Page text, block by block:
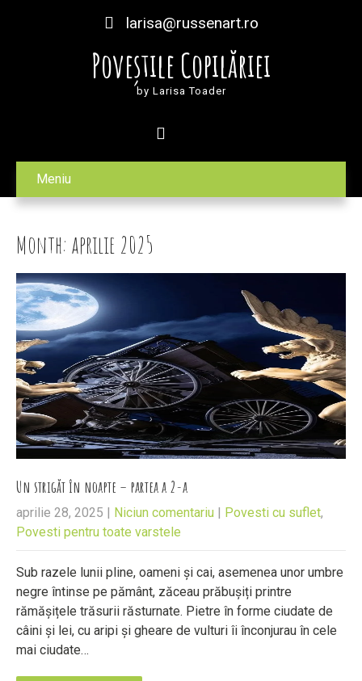
larisa@russenart.ro
Poveștile Copilăriei
by Larisa Toader
Meniu
Month: aprilie 2025
Un strigăt în noapte – partea a 2-a
aprilie 28, 2025 | Niciun comentariu | Povesti cu suflet,
Povesti pentru toate varstele
Sub razele lunii pline, oameni și cai, asemenea unor umbre
negre întinse pe pământ, zăceau prăbușiți printre
rămășițele trăsurii răsturnate. Pietre în forme ciudate de
câini și lei, cu aripi și gheare de vulturi îi înconjurau în cele
mai ciudate…